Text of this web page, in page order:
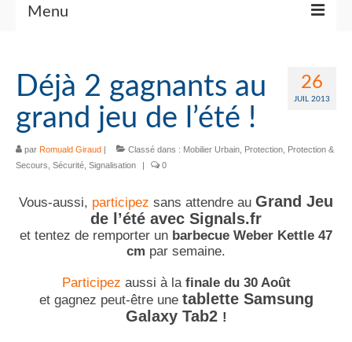
Menu
Qui sommes-nous ?
Accéder à Signals
26
JUIL 2013
Déjà 2 gagnants au
grand jeu de l’été !
par Romuald Giraud | Classé dans : Mobilier Urbain Protection Protection &
Secours Sécurité Signalisation | 0
Vous-aussi, participez sans attendre au Grand Jeu
de l’été avec Signals.fr
et tentez de remporter un barbecue Weber Kettle 47
cm par semaine.
Participez aussi à la finale du 30 Août
et gagnez peut-être une tablette Samsung
Galaxy Tab2 !